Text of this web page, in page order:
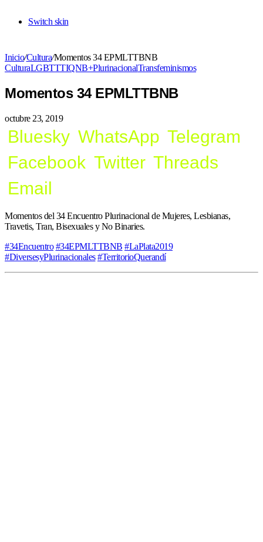
Switch skin
Inicio/Cultura/Momentos 34 EPMLTTBNB
CulturaLGBTTTIQNB+PlurinacionalTransfeminismos
Momentos 34 EPMLTTBNB
octubre 23, 2019
Bluesky WhatsApp Telegram
Facebook Twitter Threads
Email
Momentos del 34 Encuentro Plurinacional de Mujeres, Lesbianas,
Travetis, Tran, Bisexuales y No Binaries.
#34Encuentro #34EPMLTTBNB #LaPlata2019
#DiversesyPlurinacionales #TerritorioQuerandí